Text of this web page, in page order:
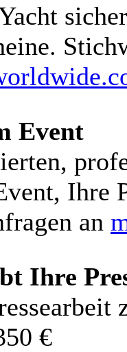
Event
Ihre
an
Ihre
€